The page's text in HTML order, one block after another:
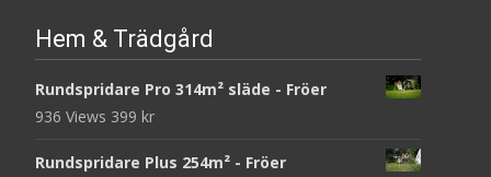
Hem & Trädgård
Rundspridare Pro 314m² släde - Fröer
936 Views 399 kr
Rundspridare Plus 254m² - Fröer